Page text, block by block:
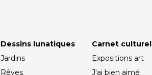
Dessins lunatiques
Jardins
Rêves
Carnet culturel
Expositions art
J'ai bien aimé